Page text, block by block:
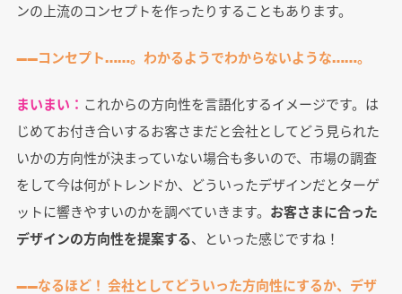
ンの上流のコンセプトを作ったりすることもあります。
――コンセプト……。わかるようでわからないような……。
まいまい： これからの方向性を言語化するイメージです。は
じめてお付き合いするお客さまだと会社としてどう見られた
いかの方向性が決まっていない場合も多いので、市場の調査
をして今は何がトレンドか、どういったデザインだとターゲ
ットに響きやすいのかを調べていきます。 お客さまに合った
デザインの方向性を提案する、といった感じですね！
――なるほど！ 会社としてどういった方向性にするか、デザ